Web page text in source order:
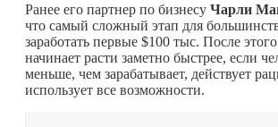
Ранее его партнер по бизнесу Чарли
что самый сложный этап для
заработать первые $100 тыс. После
начинает расти заметно быстрее, если
меньше, чем зарабатывает, действует
использует все возможности.